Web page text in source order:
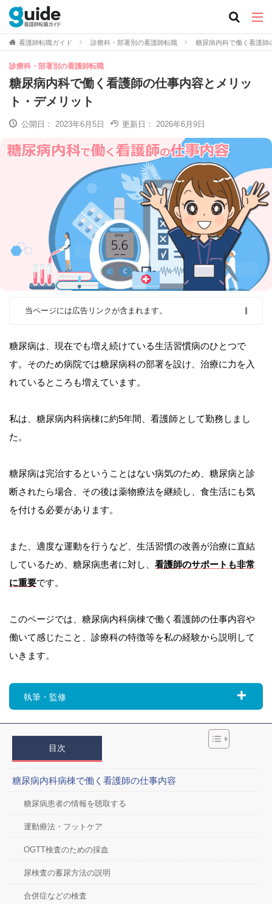
看護師転職ガイド 診療科・部署別の看護師転職 糖尿病内科で働く看護師
診療科・部署別の看護師転職
糖尿病内科で働く看護師の仕事内容とメリッ
ト・デメリット
公開日： 2023年6月5日 更新日： 2026年6月9日
当ページには広告リンクが含まれます。
糖尿病は、現在でも増え続けている生活習慣病のひとつで
す。そのため病院では糖尿病科の部署を設け、治療に力を入
れているところも増えています。
私は、糖尿病内科病棟に約5年間、看護師として勤務しまし
た。
糖尿病は完治するということはない病気のため、糖尿病と診
断されたら場合、その後は薬物療法を継続し、食生活にも気
を付ける必要があります。
また、適度な運動を行うなど、生活習慣の改善が治療に直結
しているため、糖尿病患者に対し、 看護師のサポートも非常
に重要です。
このページでは、糖尿病内科病棟で働く看護師の仕事内容や
働いて感じたこと、診療科の特徴等を私の経験から説明して
いきます。
執筆・監修
目次
糖尿病内科病棟で働く看護師の仕事内容
糖尿病患者の情報を聴取する
運動療法・フットケア
OGTT検査のための採血
尿検査の蓄尿方法の説明
合併症などの検査